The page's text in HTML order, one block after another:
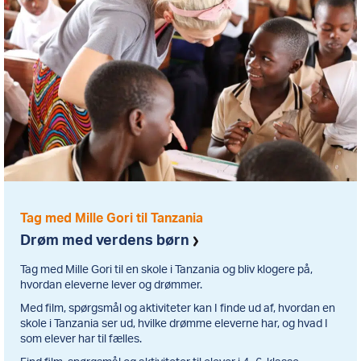
Tag med Mille Gori til Tanzania
Drøm med verdens børn
Tag med Mille Gori til en skole i Tanzania og bliv klogere på,
hvordan eleverne lever og drømmer.
Med film, spørgsmål og aktiviteter kan I finde ud af, hvordan en
skole i Tanzania ser ud, hvilke drømme eleverne har, og hvad I
som elever har til fælles.